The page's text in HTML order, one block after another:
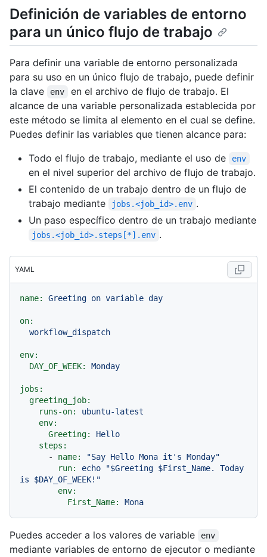
Definición de variables de entorno
para un único flujo de trabajo
Para definir una variable de entorno personalizada
para su uso en un único flujo de trabajo, puede definir
la clave
env
en el archivo de flujo de trabajo. El
alcance de una variable personalizada establecida por
este método se limita al elemento en el cual se define.
Puedes definir las variables que tienen alcance para:
Todo el flujo de trabajo, mediante el uso de
env
en el nivel superior del archivo de flujo de trabajo.
El contenido de un trabajo dentro de un flujo de
trabajo mediante
jobs.<job_id>.env .
Un paso específico dentro de un trabajo mediante
jobs.<job_id>.steps[*].env .
YAML
name: Greeting on variable day
on:
workflow_dispatch
env:
DAY_OF_WEEK:
Monday
jobs:
greeting_job:
runs-on:
ubuntu-latest
env:
Greeting:
Hello
steps:
-
name:
"Say Hello Mona it's Monday"
run:
echo
"$Greeting $First_Name. Today
is $DAY_OF_WEEK!"
env:
First_Name:
Mona
Puedes acceder a los valores de variable env
mediante variables de entorno de ejecutor o mediante